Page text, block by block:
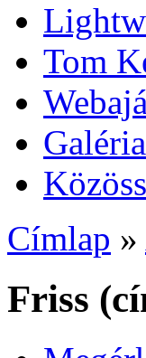
Tom
Galéria
Címlap »
Friss